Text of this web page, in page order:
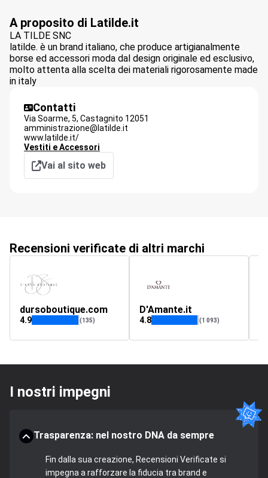
A proposito di Latilde.it
LA TILDE SNC
latilde. è un brand italiano, che produce artigianalmente
borse ed accessori moda dal design originale ed esclusivo,
molto attenta alla scelta dei materiali rigorosamente made
in italy
Contatti
Via Soarme, 5, Castagnito 12051
amministrazione@latilde.it
www.latilde.it/
Vestiti e Accessori
Vai al sito web
Recensioni verificate di altri marchi
dursoboutique.com
4.9 (135)
D'Amante.it
4.8 (1 093)
I nostri impegni
Trasparenza: nel nostro DNA da sempre
Fin dalla sua creazione, Recensioni Verificate si
impegna a rafforzare la fiducia tra brand e